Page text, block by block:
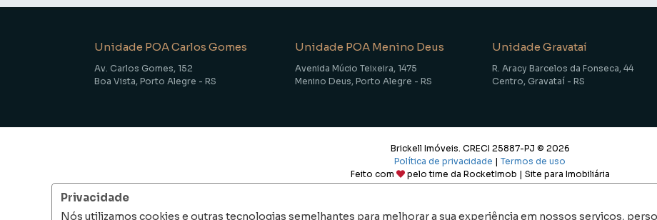
Privacidade
Nós utilizamos cookies e outras tecnologias semelhantes para melhorar a sua experiência em nossos serviços,
Unidade POA Carlos Gomes
Av. Carlos Gomes, 152
Boa Vista, Porto Alegre - RS
Unidade POA Menino Deus
Avenida Múcio Teixeira, 1475
Menino Deus, Porto Alegre - RS
Unidade Gravataí
R. Aracy Barcelos da Fonseca, 44
Centro, Gravataí - RS
Brickell Imóveis. CRECI 25887-PJ © 2026
Política de privacidade | Termos de uso
Feito com
pelo time da RocketImob | Site para Imobiliária